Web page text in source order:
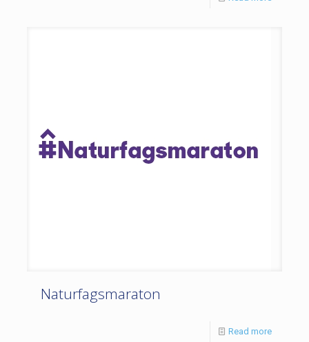
Naturfagsmaraton
Read more